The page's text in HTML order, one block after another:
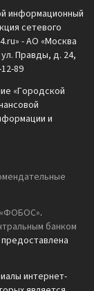
информационный
сетевого
- АО «Москва
Правды, д. 24,
89
«Городской
и
.
банком
интернет-